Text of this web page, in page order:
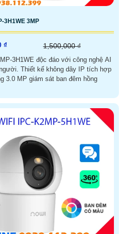
3H1WE 3MP
₫ 1,500,000 ₫
3H1WE độc đáo với công nghệ AI
IP tích hợp